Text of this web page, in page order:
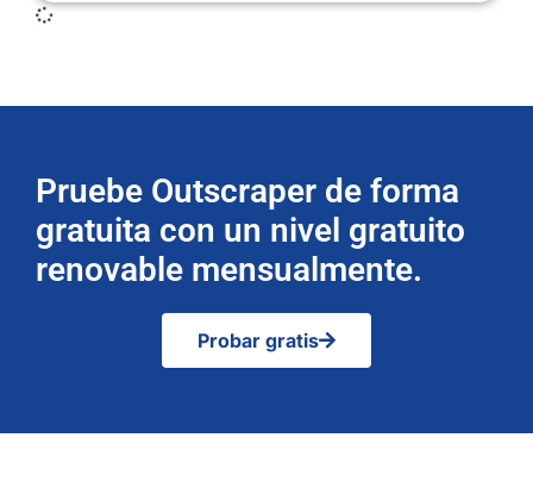
Pruebe Outscraper de forma
gratuita con un nivel gratuito
renovable mensualmente.
Probar gratis